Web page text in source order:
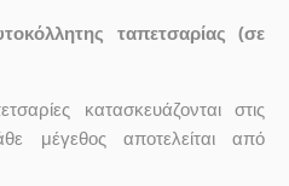
ταπετσαρίας (σε
κατασκευάζονται στις
μέγεθος αποτελείται από